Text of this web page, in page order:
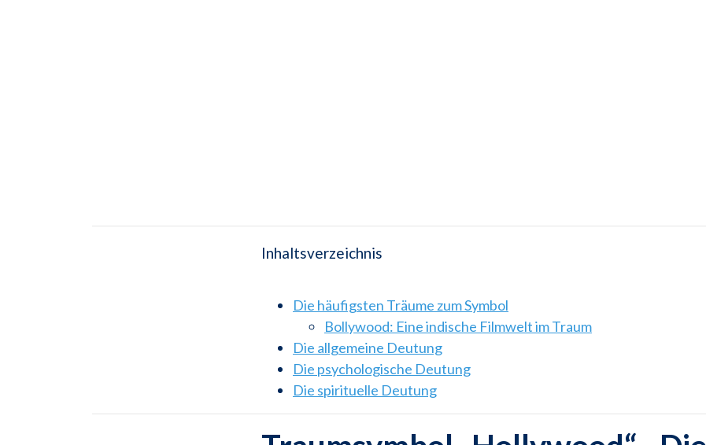
Inhaltsverzeichnis
Die häufigsten Träume zum Symbol
Bollywood: Eine indische Filmwelt im Traum
Die allgemeine Deutung
Die psychologische Deutung
Die spirituelle Deutung